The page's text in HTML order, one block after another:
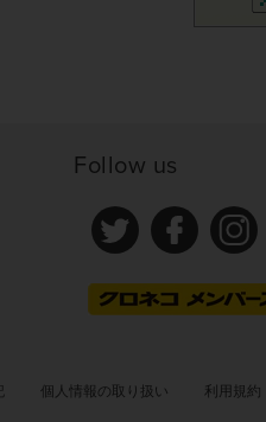
Follow us
個人情報の取り扱い 利用規約